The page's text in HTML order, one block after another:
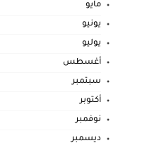
مايو
يونيو
يوليو
أغسطس
سبتمبر
أكتوبر
نوفمبر
ديسمبر